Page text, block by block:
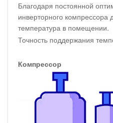
Благодаря постоянной
инверторного компрессора
температура в помещении.
Точность поддержания
Компрессор